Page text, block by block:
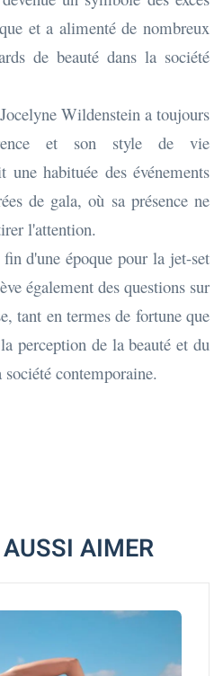
et a alimenté de nombreux
de beauté dans la société
Wildenstein a toujours
et son style de vie
une habituée des événements
de gala, où sa présence ne
l'attention.
d'une époque pour la jet-set
également des questions sur
tant en termes de fortune que
perception de la beauté et du
contemporaine.
AIMER